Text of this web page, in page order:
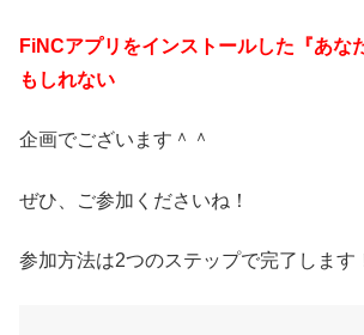
FiNCアプリをインストールした『あな
もしれない
企画でございます＾＾
ぜひ、ご参加くださいね！
参加方法は2つのステップで完了します